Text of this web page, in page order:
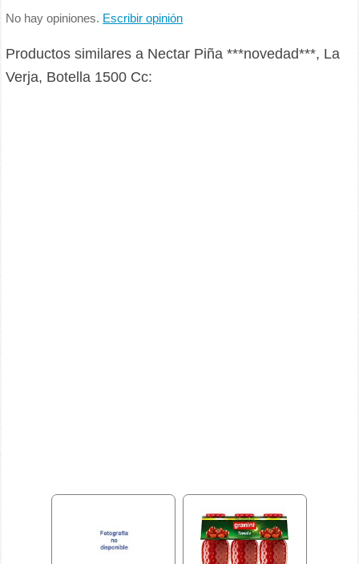
No hay opiniones. Escribir opinión
Productos similares a Nectar Piña ***novedad***, La
Verja, Botella 1500 Cc: